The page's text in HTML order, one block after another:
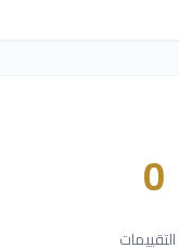
0